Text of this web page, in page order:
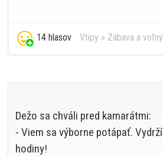
14 hlasov Vtipy » Zábava a
Dežo sa chváli pred kamarátmi:
- Viem sa výborne potápať.
hodiny!